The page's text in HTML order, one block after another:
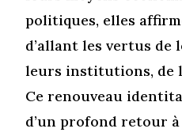
politiques, elles
d’allant les vertus de
leurs institutions, de
Ce renouveau
d’un profond retour